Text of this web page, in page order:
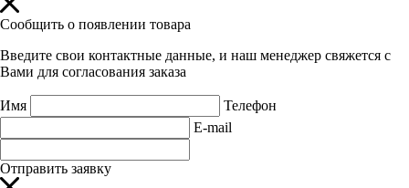
Сообщить о появлении товара
Введите свои контактные данные, и наш менеджер свяжется с
Вами для согласования заказа
Имя
Телефон
E-mail
Отправить заявку